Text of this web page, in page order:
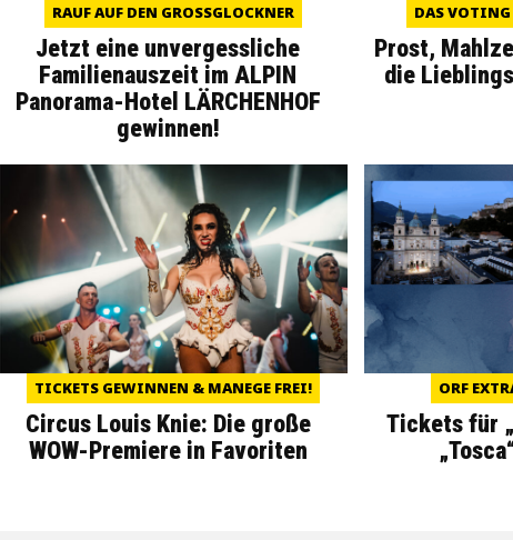
RAUF AUF DEN GROSSGLOCKNER
Jetzt eine unvergessliche
Familienauszeit im ALPIN
Panorama-Hotel LÄRCHENHOF
gewinnen!
DAS
Prost,
die
TICKETS GEWINNEN & MANEGE FREI!
Circus Louis Knie: Die große
WOW-Premiere in Favoriten
ORF
Tickets für